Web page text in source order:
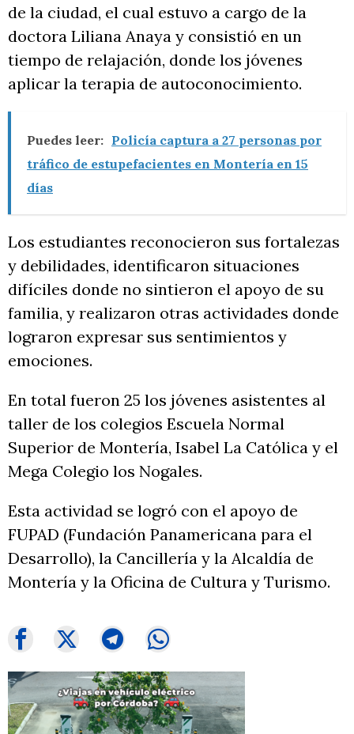
de la ciudad, el cual estuvo a cargo de la
doctora Liliana Anaya y consistió en un
tiempo de relajación, donde los jóvenes
aplicar la terapia de autoconocimiento.
Puedes leer: Policía captura a 27 personas por
tráfico de estupefacientes en Montería en 15
días
Los estudiantes reconocieron sus fortalezas
y debilidades, identificaron situaciones
difíciles donde no sintieron el apoyo de su
familia, y realizaron otras actividades donde
lograron expresar sus sentimientos y
emociones.
En total fueron 25 los jóvenes asistentes al
taller de los colegios Escuela Normal
Superior de Montería, Isabel La Católica y el
Mega Colegio los Nogales.
Esta actividad se logró con el apoyo de
FUPAD (Fundación Panamericana para el
Desarrollo), la Cancillería y la Alcaldía de
Montería y la Oficina de Cultura y Turismo.